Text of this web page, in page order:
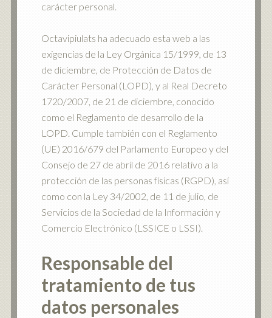
carácter personal.
Octavipiulats ha adecuado esta web a las
exigencias de la Ley Orgánica 15/1999, de 13
de diciembre, de Protección de Datos de
Carácter Personal (LOPD), y al Real Decreto
1720/2007, de 21 de diciembre, conocido
como el Reglamento de desarrollo de la
LOPD. Cumple también con el Reglamento
(UE) 2016/679 del Parlamento Europeo y del
Consejo de 27 de abril de 2016 relativo a la
protección de las personas físicas (RGPD), así
como con la Ley 34/2002, de 11 de julio, de
Servicios de la Sociedad de la Información y
Comercio Electrónico (LSSICE o LSSI).
Responsable del
tratamiento de tus
datos personales